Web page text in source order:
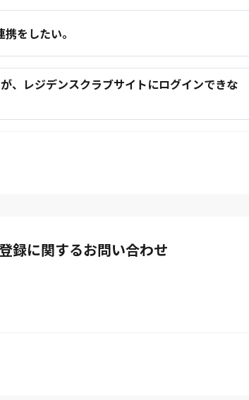
をしたい。
、レジデンスクラブサイトにログインできな
録に関するお問い合わせ